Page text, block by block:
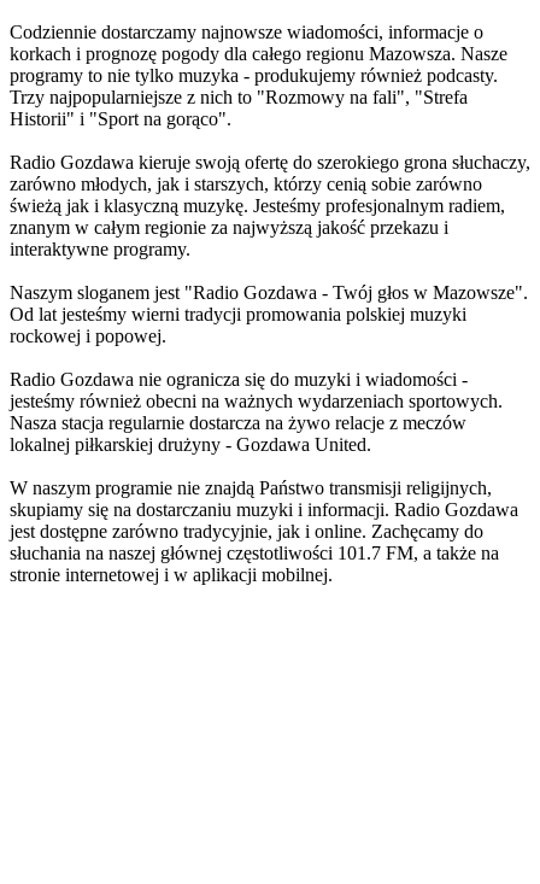
Codziennie dostarczamy najnowsze wiadomości, informacje o
korkach i prognozę pogody dla całego regionu Mazowsza. Nasze
programy to nie tylko muzyka - produkujemy również podcasty.
Trzy najpopularniejsze z nich to "Rozmowy na fali", "Strefa
Historii" i "Sport na gorąco".
Radio Gozdawa kieruje swoją ofertę do szerokiego grona słuchaczy,
zarówno młodych, jak i starszych, którzy cenią sobie zarówno
świeżą jak i klasyczną muzykę. Jesteśmy profesjonalnym radiem,
znanym w całym regionie za najwyższą jakość przekazu i
interaktywne programy.
Naszym sloganem jest "Radio Gozdawa - Twój głos w Mazowsze".
Od lat jesteśmy wierni tradycji promowania polskiej muzyki
rockowej i popowej.
Radio Gozdawa nie ogranicza się do muzyki i wiadomości -
jesteśmy również obecni na ważnych wydarzeniach sportowych.
Nasza stacja regularnie dostarcza na żywo relacje z meczów
lokalnej piłkarskiej drużyny - Gozdawa United.
W naszym programie nie znajdą Państwo transmisji religijnych,
skupiamy się na dostarczaniu muzyki i informacji. Radio Gozdawa
jest dostępne zarówno tradycyjnie, jak i online. Zachęcamy do
słuchania na naszej głównej częstotliwości 101.7 FM, a także na
stronie internetowej i w aplikacji mobilnej.